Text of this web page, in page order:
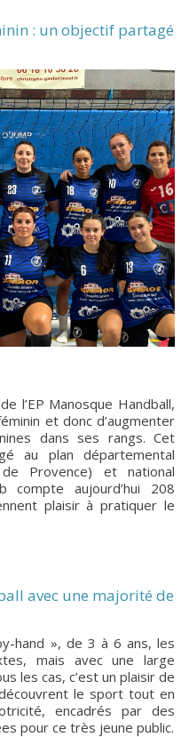
: un objectif partagé
l’EP Manosque Handball,
et donc d’augmenter
dans ses rangs. Cet
au plan départemental
Provence) et national
compte aujourd’hui 208
plaisir à pratiquer le
avec une majorité de
mais avec une large
les cas, c’est un plaisir de
le sport tout en
encadrés par des
pour ce très jeune public.